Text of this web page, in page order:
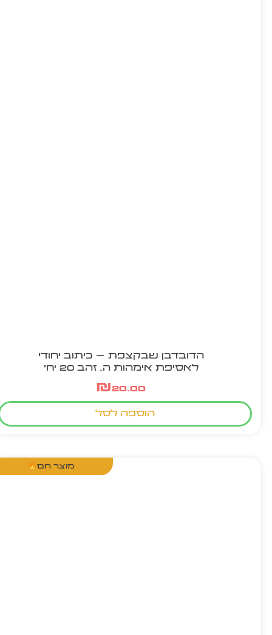
הדובדבן שבקצפת – כיתוב יחודי
לאסיפת אימהות ה. זהב 20 יח'
₪20.00
הוספה לסל
מוצר חם